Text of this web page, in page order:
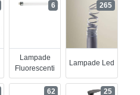
Lampade
Fluorescenti
6
Lampade Led
265
62 25